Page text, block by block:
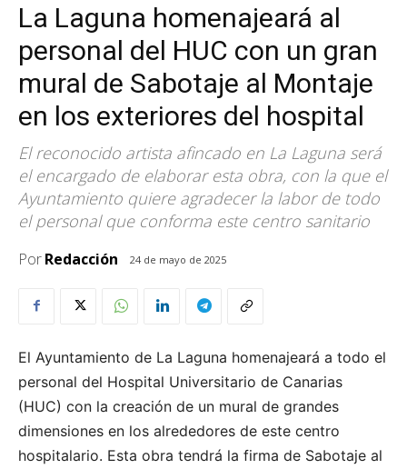
La Laguna homenajeará al
personal del HUC con un gran
mural de Sabotaje al Montaje
en los exteriores del hospital
El reconocido artista afincado en La Laguna será
el encargado de elaborar esta obra, con la que el
Ayuntamiento quiere agradecer la labor de todo
el personal que conforma este centro sanitario
PorRedacción 24 de mayo de 2025
El Ayuntamiento de La Laguna homenajeará a todo el
personal del Hospital Universitario de Canarias
(HUC) con la creación de un mural de grandes
dimensiones en los alrededores de este centro
hospitalario. Esta obra tendrá la firma de Sabotaje al